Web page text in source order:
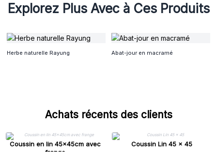
Explorez Plus Avec à Ces Produits
Herbe naturelle Rayung Abat-jour en macramé
Achats récents des clients
Coussin en lin 45x45cm avec
frange
Coussin Lin 45 x 45